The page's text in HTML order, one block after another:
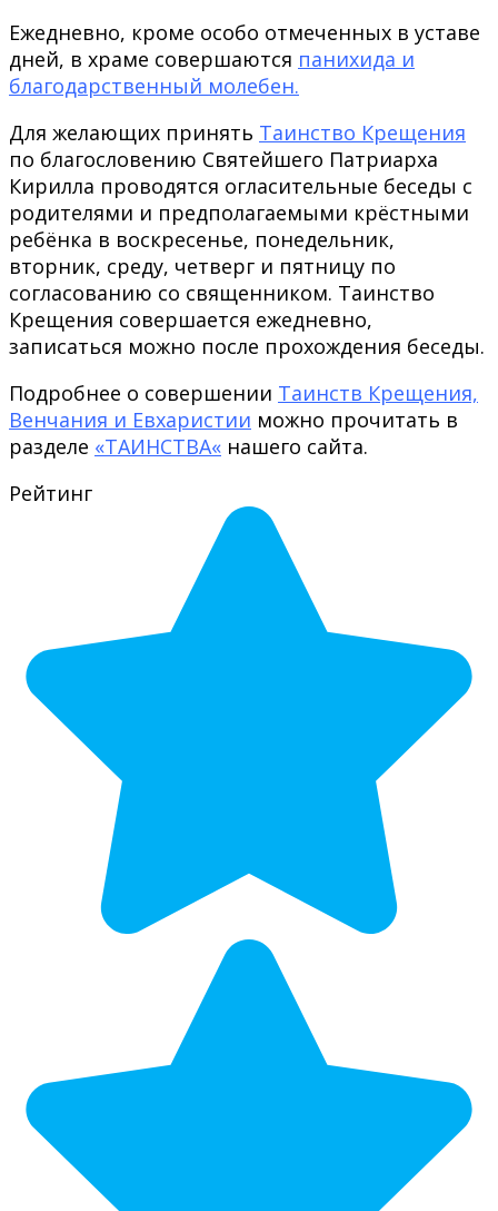
Ежедневно, кроме особо отмеченных в уставе
дней, в храме совершаются панихида и
благодарственный молебен.
Для желающих принять Таинство Крещения
по благословению Святейшего Патриарха
Кирилла проводятся огласительные беседы с
родителями и предполагаемыми крёстными
ребёнка в воскресенье, понедельник,
вторник, среду, четверг и пятницу по
согласованию со священником. Таинство
Крещения совершается ежедневно,
записаться можно после прохождения беседы.
Подробнее о совершении Таинств Крещения,
Венчания и Евхаристии можно прочитать в
разделе «ТАИНСТВА« нашего сайта.
Рейтинг